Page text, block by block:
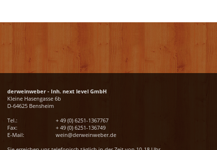
derweinweber - Inh. next level GmbH
Kleine Hasengasse 6b
D-64625 Bensheim
Tel.:
+ 49 (0) 6251-1367767
Fax:
+ 49 (0) 6251-136749
E-Mail:
wein@derweinweber.de